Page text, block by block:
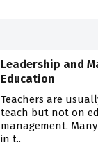
Leadership and
Education
Teachers are
teach but not on
management.
in t..